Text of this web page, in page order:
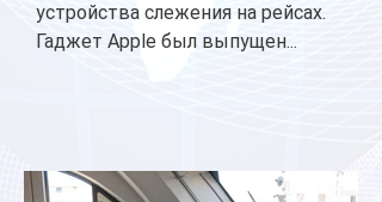
устройства слежения на рейсах.
Гаджет Apple был выпущен...